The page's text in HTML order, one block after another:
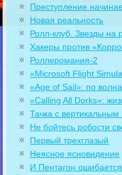
Преступление
Новая реальность
Ролл-клуб. Звезды на
Хакеры против
Роллеромания-2
«Microsoft Flight
«Age of Sail»: по
«Calling All Dorks»:
Тачка с вертикальным
Не бойтесь робости
Первый трехглазый
Неясное ясновидение
И Пентагон